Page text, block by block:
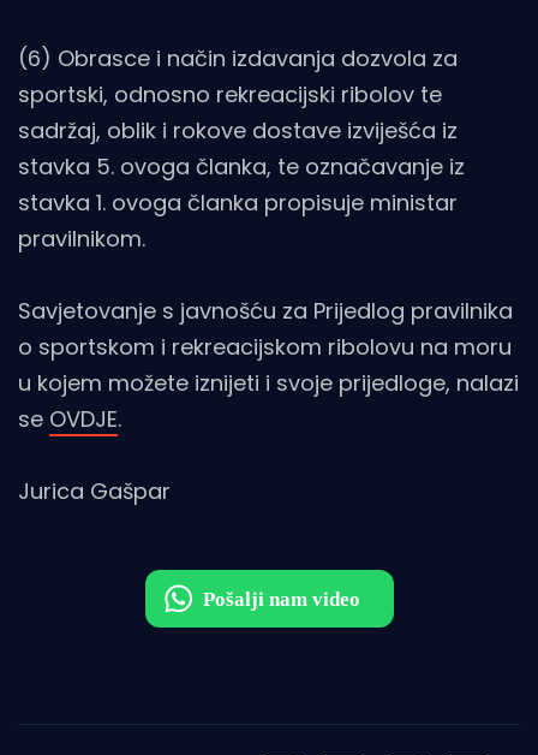
(6) Obrasce i način izdavanja dozvola za
sportski, odnosno rekreacijski ribolov te
sadržaj, oblik i rokove dostave izviješća iz
stavka 5. ovoga članka, te označavanje iz
stavka 1. ovoga članka propisuje ministar
pravilnikom.
Savjetovanje s javnošću za Prijedlog pravilnika
o sportskom i rekreacijskom ribolovu na moru
u kojem možete iznijeti i svoje prijedloge, nalazi
se OVDJE.
Jurica Gašpar